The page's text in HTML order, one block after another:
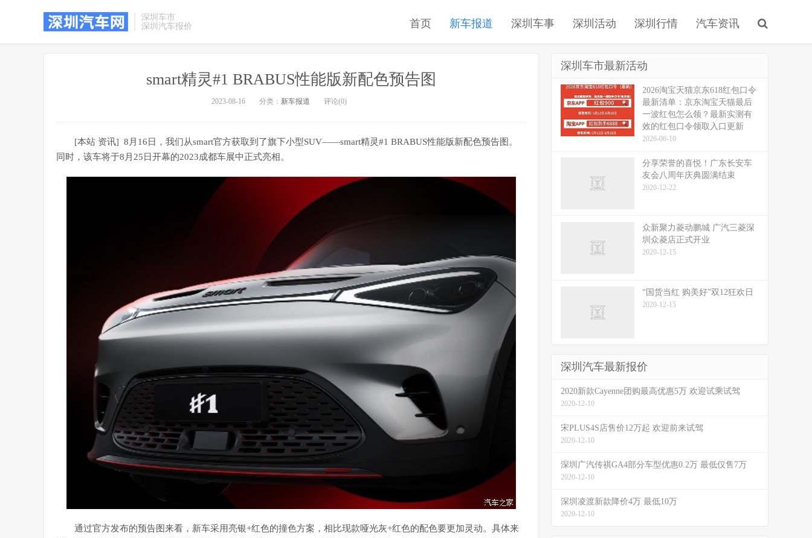
深圳车市
深圳汽车报价
首页 新车报道 深圳车事 深圳活动 深圳行情 汽车资讯
smart精灵#1 BRABUS性能版新配色预告图
2023-08-16 分类： 新车报道 评论(0)
[本站 资讯] 8月16日，我们从smart官方获取到了旗下小型SUV――smart精灵#1 BRABUS性能版新配色预告图。
同时，该车将于8月25日开幕的2023成都车展中正式亮相。
通过官方发布的预告图来看，新车采用亮银+红色的撞色方案，相比现款哑光灰+红色的配色要更加灵动。具体来
深圳车市最新活动
2026淘宝天猫京东618红包口令
最新清单：京东淘宝天猫最后
一波红包怎么领？最新实测有
效的红包口令领取入口更新
2026-06-10
分享荣誉的喜悦！广东长安车
友会八周年庆典圆满结束
2020-12-22
众新聚力菱动鹏城 广汽三菱深
圳众菱店正式开业
2020-12-15
“国货当红 购美好”双12狂欢日
2020-12-15
深圳汽车最新报价
2020新款Cayenne团购最高优惠5万 欢迎试乘试驾
2020-12-10
宋PLUS4S店售价12万起 欢迎前来试驾
2020-12-10
深圳广汽传祺GA4部分车型优惠0.2万 最低仅售7万
2020-12-10
深圳凌渡新款降价4万 最低10万
2020-12-10